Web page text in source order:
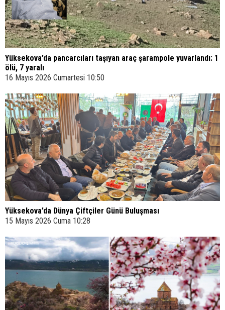
Yüksekova’da pancarcıları taşıyan araç şarampole yuvarlandı: 1
ölü, 7 yaralı
16 Mayıs 2026 Cumartesi 10:50
Yüksekova’da Dünya Çiftçiler Günü Buluşması
15 Mayıs 2026 Cuma 10:28